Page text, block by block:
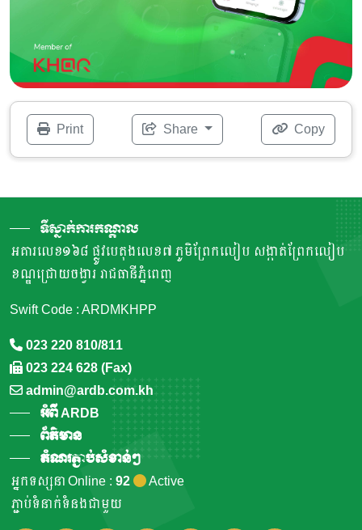
Print Share Copy
ទីស្នាក់ការកណ្តាល
អគារលេខ១៦៨ ផ្លូវបេតុងលេខ៧ ភូមិព្រែកលៀប សង្កាត់ព្រែកលៀប
ខណ្ឌជ្រោយចង្វារ រាជធានីភ្នំពេញ
Swift Code : ARDMKHPP
023 220 810/811
023 224 628 (Fax)
admin@ardb.com.kh
អំពី ARDB
ព័ត៌មាន
តំណរភ្ជាប់សំខាន់ៗ
អ្នកទស្សនា Online : 92
Active
ភ្ជាប់ទំនាក់ទំនងជាមួយ